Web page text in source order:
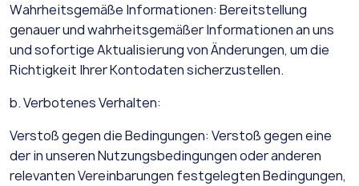
Wahrheitsgemäße Informationen: Bereitstellung
genauer und wahrheitsgemäßer Informationen an uns
und sofortige Aktualisierung von Änderungen, um die
Richtigkeit Ihrer Kontodaten sicherzustellen.
b. Verbotenes Verhalten:
Verstoß gegen die Bedingungen: Verstoß gegen eine
der in unseren Nutzungsbedingungen oder anderen
relevanten Vereinbarungen festgelegten Bedingungen,